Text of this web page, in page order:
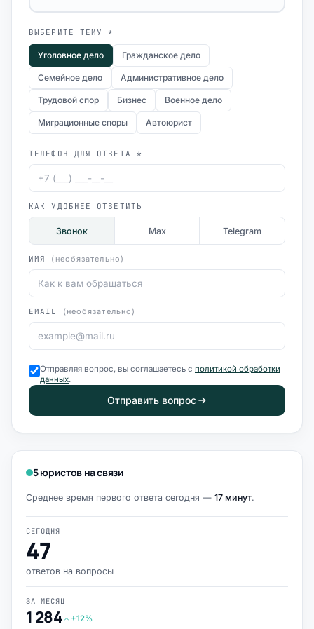
ВЫБЕРИТЕ ТЕМУ *
Уголовное дело Гражданское дело
Семейное дело Административное дело
Трудовой спор Бизнес Военное дело
Миграционные споры Автоюрист
ТЕЛЕФОН ДЛЯ ОТВЕТА *
КАК УДОБНЕЕ ОТВЕТИТЬ
Звонок Max Telegram
ИМЯ (необязательно)
EMAIL (необязательно)
Отправляя вопрос, вы соглашаетесь с политикой обработки
данных.
Отправить вопрос
5 юристов на связи
Среднее время первого ответа сегодня — 17 минут.
СЕГОДНЯ
47
ответов на вопросы
ЗА МЕСЯЦ
1 284 +12%